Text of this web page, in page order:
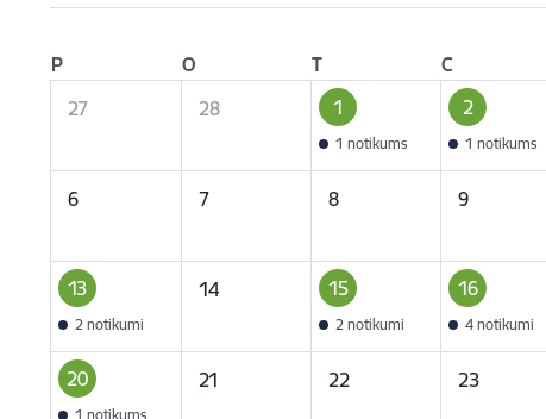
P O T C
27
28 1
1 notikums
2
1 notikums
6 7 8 9
13
2 notikumi
14 15
2 notikumi
16
4 notikumi
20
1 notikums
21 22 23